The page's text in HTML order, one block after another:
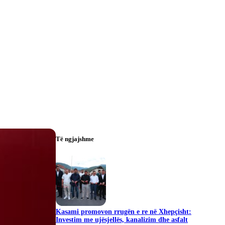
Të ngjajshme
Kasami promovon rrugën e re në Xhepçisht:
Investim me ujësjellës, kanalizim dhe asfalt